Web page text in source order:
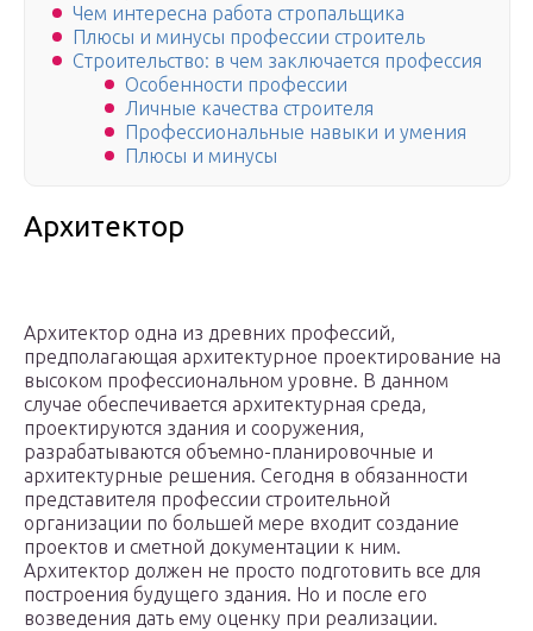
Чем интересна работа стропальщика
Плюсы и минусы профессии строитель
Строительство: в чем заключается профессия
Особенности профессии
Личные качества строителя
Профессиональные навыки и умения
Плюсы и минусы
Архитектор
Архитектор одна из древних профессий,
предполагающая архитектурное проектирование на
высоком профессиональном уровне. В данном
случае обеспечивается архитектурная среда,
проектируются здания и сооружения,
разрабатываются объемно-планировочные и
архитектурные решения. Сегодня в обязанности
представителя профессии строительной
организации по большей мере входит создание
проектов и сметной документации к ним.
Архитектор должен не просто подготовить все для
построения будущего здания. Но и после его
возведения дать ему оценку при реализации.